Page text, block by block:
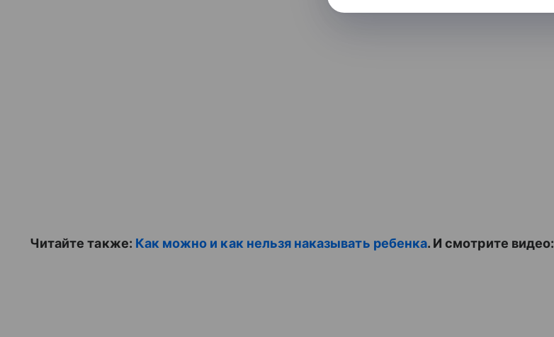
Читайте также: Как можно и как нельзя наказывать ребенка. И смотрите видео: